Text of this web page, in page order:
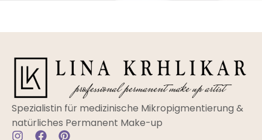
Spezialistin für medizinische Mikropigmentierung &
natürliches Permanent Make-up